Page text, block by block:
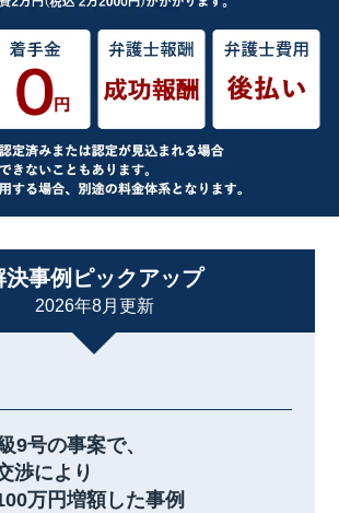
決事例ピックアップ
2026年8月更新
9号の事案で、
渉により
万円増額した事例